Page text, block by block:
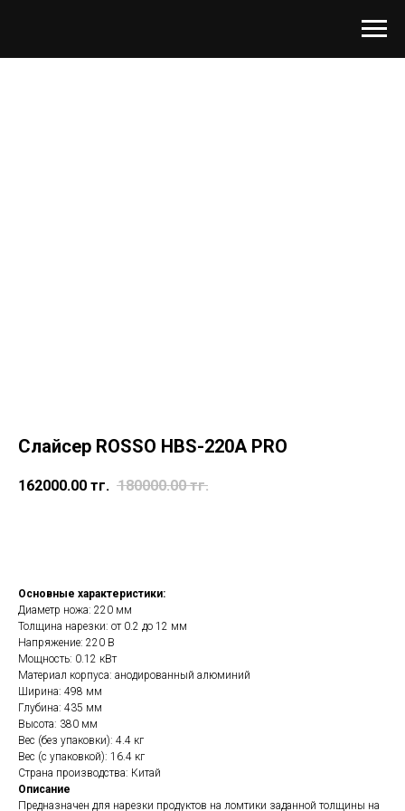
Слайсер ROSSO HBS-220A PRO
162000.00 тг. 180000.00 тг.
Основные характеристики:
Диаметр ножа: 220 мм
Толщина нарезки: от 0.2 до 12 мм
Напряжение: 220 В
Мощность: 0.12 кВт
Материал корпуса: анодированный алюминий
Ширина: 498 мм
Глубина: 435 мм
Высота: 380 мм
Вес (без упаковки): 4.4 кг
Вес (с упаковкой): 16.4 кг
Страна производства: Китай
Описание
Предназначен для нарезки продуктов на ломтики заданной толщины на